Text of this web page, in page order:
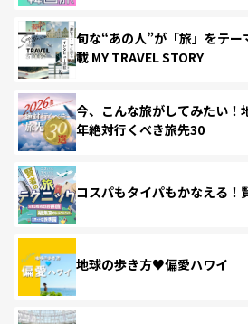
旬な“あの人”が「旅」をテ
載 MY TRAVEL STORY
今、こんな旅がしてみたい！
年絶対行くべき旅先30
コスパもタイパもかなえる！
地球の歩き方♥偏愛ハワイ